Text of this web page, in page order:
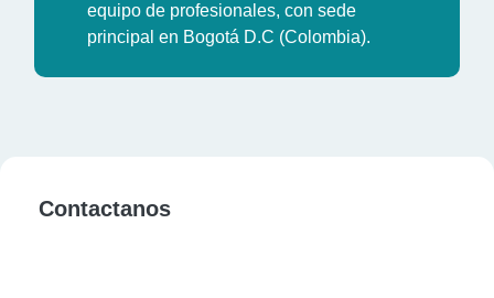
equipo de profesionales, con sede
principal en Bogotá D.C (Colombia).
Contactanos